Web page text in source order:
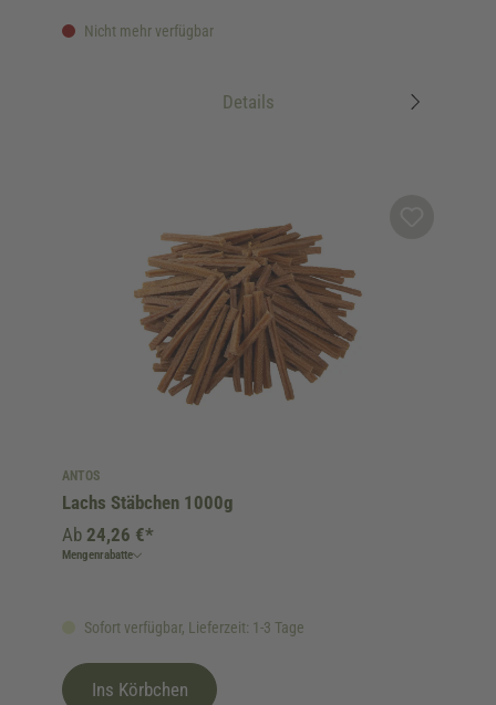
Nicht mehr verfügbar
Details
ANTOS
Lachs Stäbchen 1000g
Sofort verfügbar, Lieferzeit: 1-3 Tage
Ab 24,26 €*
Mengenrabatte
Ins Körbchen